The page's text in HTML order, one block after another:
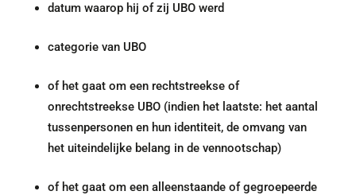
datum waarop hij of zij UBO werd
categorie van UBO
of het gaat om een rechtstreekse of
onrechtstreekse UBO (indien het laatste: het aantal
tussenpersonen en hun identiteit, de omvang van
het uiteindelijke belang in de vennootschap)
of het gaat om een alleenstaande of gegroepeerde